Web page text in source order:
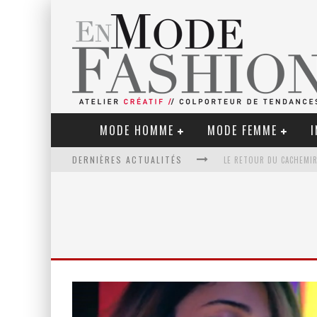
MODE HOMME MODE FEMME
DERNIÈRES ACTUALITÉS LE RETOUR DU